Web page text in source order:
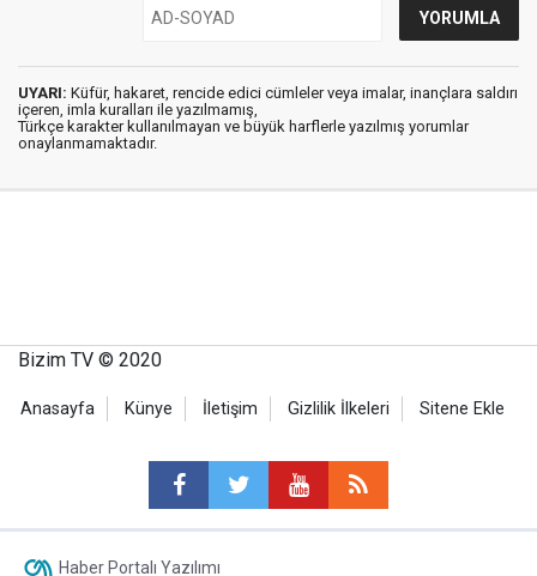
UYARI: Küfür, hakaret, rencide edici cümleler veya imalar, inançlara saldırı
içeren, imla kuralları ile yazılmamış,
Türkçe karakter kullanılmayan ve büyük harflerle yazılmış yorumlar
onaylanmamaktadır.
Bizim TV © 2020
Anasayfa Künye İletişim Gizlilik İlkeleri Sitene Ekle
Haber Portalı Yazılımı